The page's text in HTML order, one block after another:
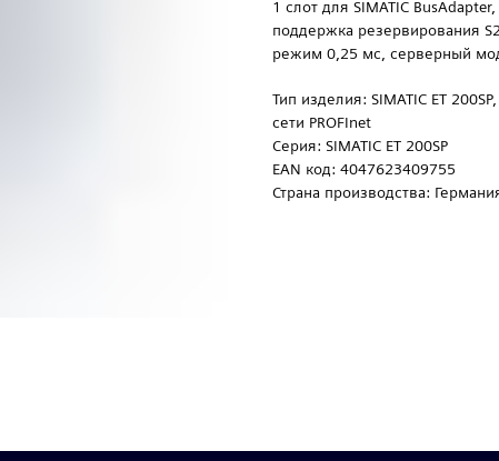
1 слот для SIMATIC
поддержка резервирования
режим 0,25 мс, серверный
Тип изделия: SIMATIC ET
сети PROFInet
Серия: SIMATIC ET 200SP
EAN код: 4047623409755
Страна производства: